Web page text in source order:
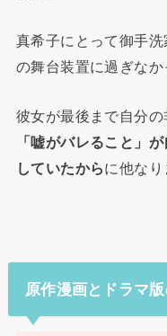
真希子にとって御手
の舞台装置に過ぎなか
彼女が最後まで自分の
「嘘がバレること」
していたからに他なり
原作漫画とドラマ